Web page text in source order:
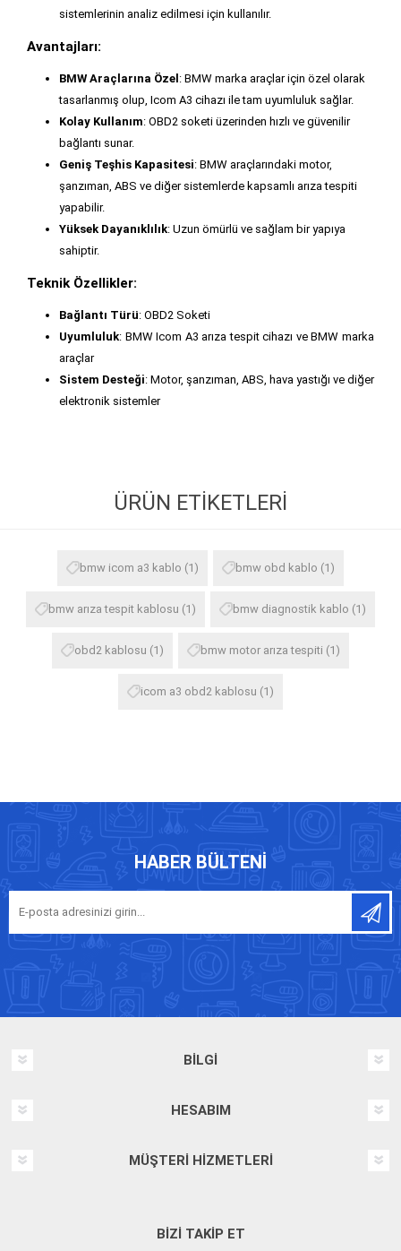
sistemlerinin analiz edilmesi için kullanılır.
Avantajları:
BMW Araçlarına Özel : BMW marka araçlar için özel olarak
tasarlanmış olup, Icom A3 cihazı ile tam uyumluluk sağlar.
Kolay Kullanım: OBD2 soketi üzerinden hızlı ve güvenilir
bağlantı sunar.
Geniş Teşhis Kapasitesi: BMW araçlarındaki motor,
şanzıman, ABS ve diğer sistemlerde kapsamlı arıza tespiti
yapabilir.
Yüksek Dayanıklılık: Uzun ömürlü ve sağlam bir yapıya
sahiptir.
Teknik Özellikler:
Bağlantı Türü: OBD2 Soketi
Uyumluluk: BMW Icom A3 arıza tespit cihazı ve BMW marka
araçlar
Sistem Desteği: Motor, şanzıman, ABS, hava yastığı ve diğer
elektronik sistemler
ÜRÜN ETIKETLERI
bmw icom a3 kablo (1) bmw obd kablo (1)
bmw arıza tespit kablosu (1) bmw diagnostik kablo (1)
obd2 kablosu (1) bmw motor arıza tespiti (1)
icom a3 obd2 kablosu (1)
HABER BÜLTENI
BILGI
HESABIM
MÜŞTERI HIZMETLERI
BIZI TAKIP ET